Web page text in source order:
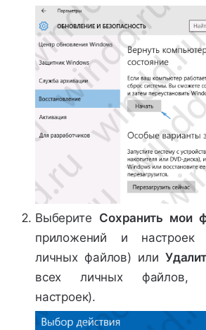
Выберите Сохранить мои
приложений и настроек
личных файлов) или
всех личных файлов,
настроек).